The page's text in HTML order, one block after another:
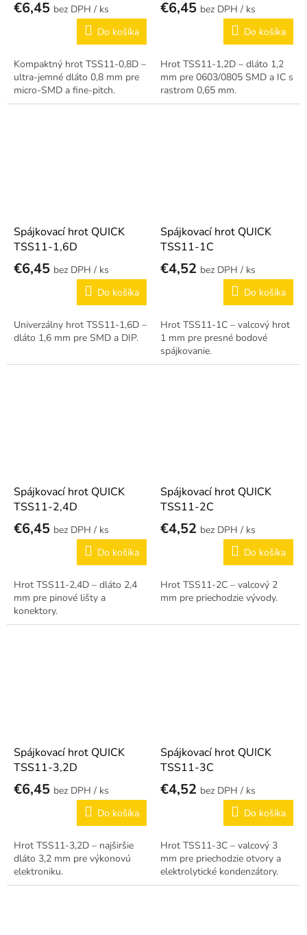
€6,45
/ ks
Do košíka
Kompaktný hrot TSS11-0,8D –
ultra-jemné dláto 0,8 mm pre
micro-SMD a fine-pitch.
€6,45
/ ks
Do košíka
Hrot TSS11-1,2D – dláto 1,2
mm pre 0603/0805 SMD a IC s
rastrom 0,65 mm.
Spájkovací hrot QUICK
TSS11-1,6D
€6,45
/ ks
Do košíka
Univerzálny hrot TSS11-1,6D –
dláto 1,6 mm pre SMD a DIP.
Spájkovací hrot QUICK
TSS11-1C
€4,52
/ ks
Do košíka
Hrot TSS11-1C – valcový hrot
1 mm pre presné bodové
spájkovanie.
Spájkovací hrot QUICK
TSS11-2,4D
€6,45
/ ks
Do košíka
Hrot TSS11-2,4D – dláto 2,4
mm pre pinové lišty a
konektory.
Spájkovací hrot QUICK
TSS11-2C
€4,52
/ ks
Do košíka
Hrot TSS11-2C – valcový 2
mm pre priechodzie vývody.
Spájkovací hrot QUICK
TSS11-3,2D
€6,45
/ ks
Do košíka
Hrot TSS11-3,2D – najširšie
dláto 3,2 mm pre výkonovú
elektroniku.
Spájkovací hrot QUICK
TSS11-3C
€4,52
/ ks
Do košíka
Hrot TSS11-3C – valcový 3
mm pre priechodzie otvory a
elektrolytické kondenzátory.